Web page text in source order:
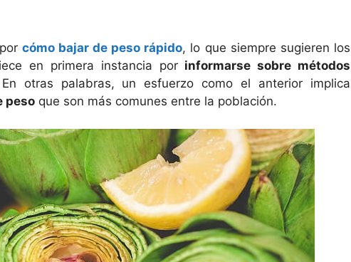
cómo bajar de peso rápido, lo que siempre sugieren los
en primera instancia por informarse sobre métodos
otras palabras, un esfuerzo como el anterior implica
peso que son más comunes entre la población.